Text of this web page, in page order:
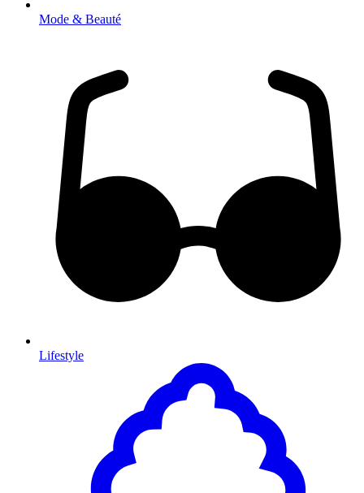
Mode & Beauté
Lifestyle